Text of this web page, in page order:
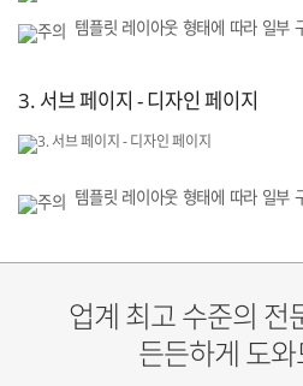
템플릿 레이아웃 형태에 따라 일부
3. 서브 페이지 - 디자인 페이지
템플릿 레이아웃 형태에 따라 일부
업계 최고 수준의 전
든든하게 도와